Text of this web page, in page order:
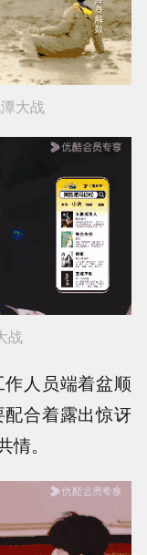
大战
战
人员端着盆顺
合着露出惊讶
。